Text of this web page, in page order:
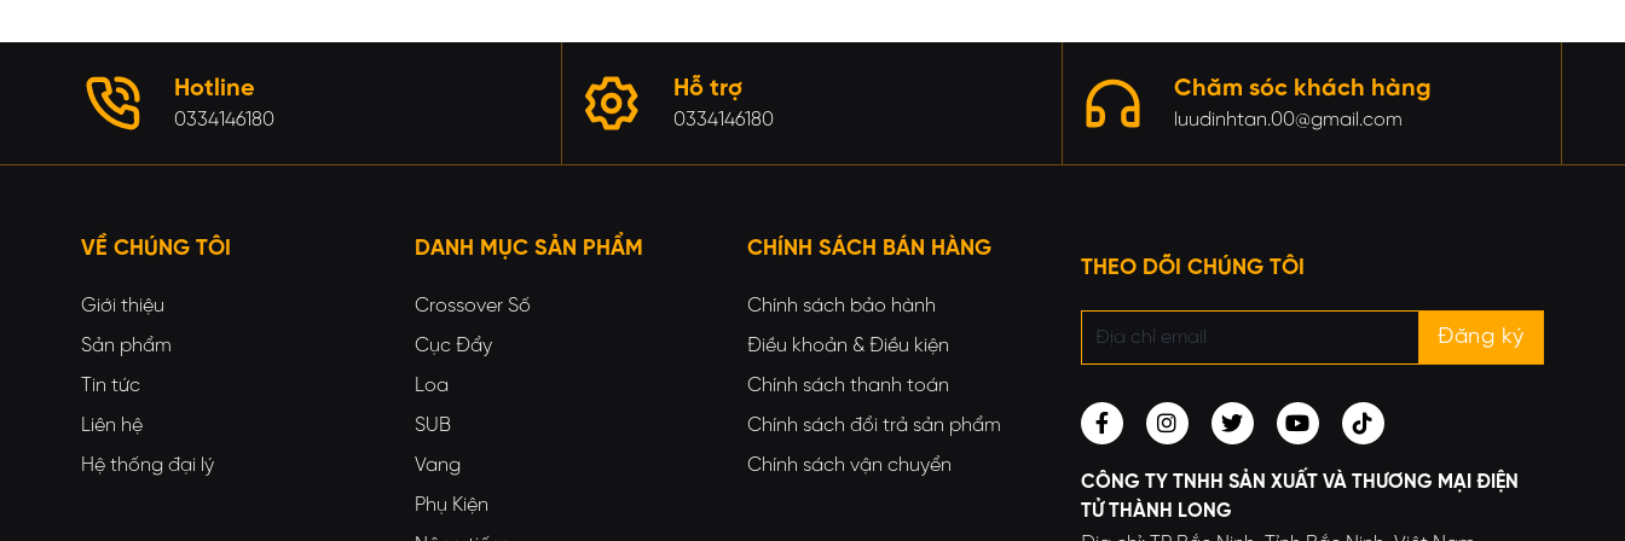
Hotline
0334146180
Hỗ trợ
0334146180
Chăm sóc khách hàng
luudinhtan.00@gmail.com
VỀ CHÚNG TÔI
Giới thiệu
Sản phẩm
Tin tức
Liên hệ
Hệ thống đại lý
DANH MỤC SẢN PHẨM
Crossover Số
Cục Đẩy
Loa
SUB
Vang
Phụ Kiện
CHÍNH SÁCH BÁN HÀNG
Chính sách bảo hành
Điều khoản & Điều kiện
Chính sách thanh toán
Chính sách đổi trả sản phẩm
Chính sách vận chuyển
THEO DÕI CHÚNG TÔI
CÔNG TY TNHH SẢN XUẤT VÀ THƯƠNG MẠI ĐIỆN
TỬ THÀNH LONG